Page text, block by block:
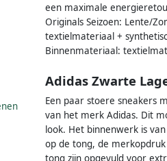
een maximale
Originals Seizoen: Lente/
textielmateriaal +
Binnenmateriaal:
Adidas Zwarte
Een paar stoere sneakers
van het merk Adidas. Dit
look. Het binnenwerk is
op de tong, de
tong zijn opgevuld voor